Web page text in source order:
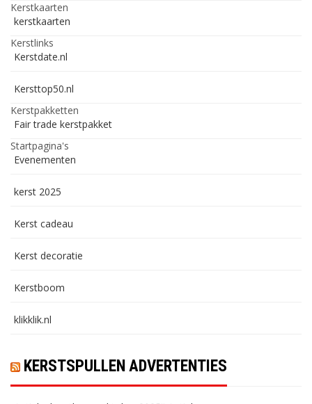
Kerstkaarten
kerstkaarten
Kerstlinks
Kerstdate.nl
Kersttop50.nl
Kerstpakketten
Fair trade kerstpakket
Startpagina's
Evenementen
kerst 2025
Kerst cadeau
Kerst decoratie
Kerstboom
klikklik.nl
KERSTSPULLEN ADVERTENTIES